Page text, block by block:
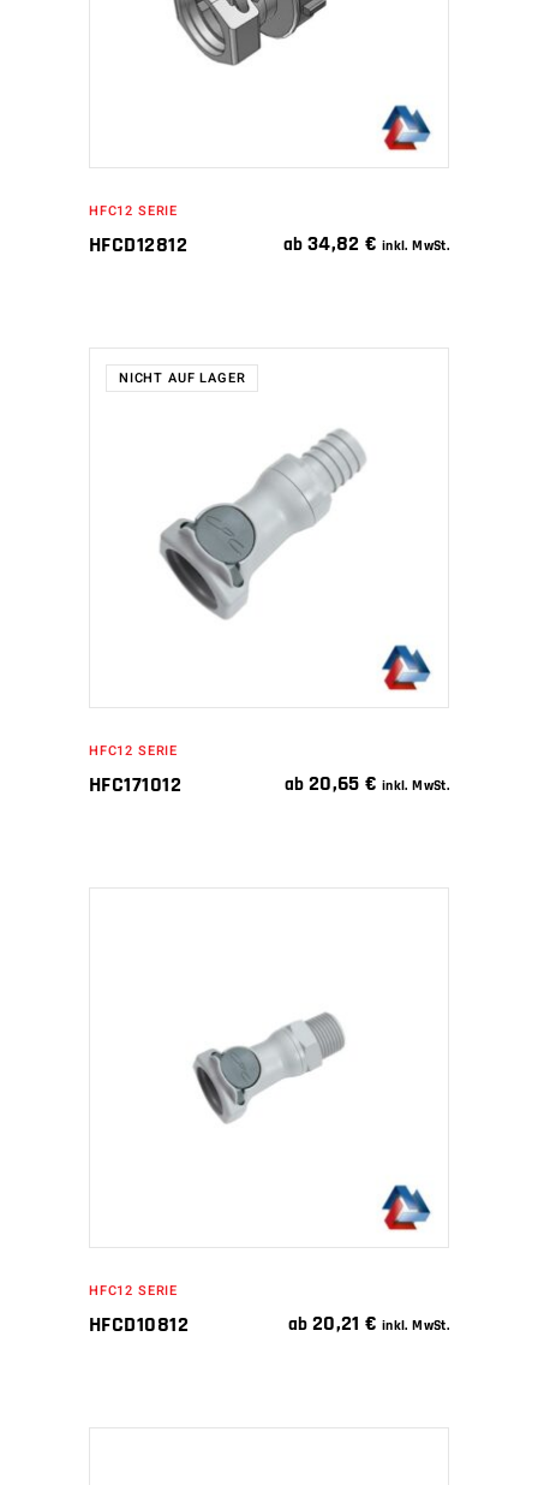
HFC12 SERIE
HFCD12812 ab 34,82€ inkl. MwSt.
NICHT AUF LAGER
WEITERLESEN
HFC12 SERIE
HFC171012 ab 20,65€ inkl. MwSt.
IN DEN WARENKORB
HFC12 SERIE
HFCD10812 ab 20,21€ inkl. MwSt.